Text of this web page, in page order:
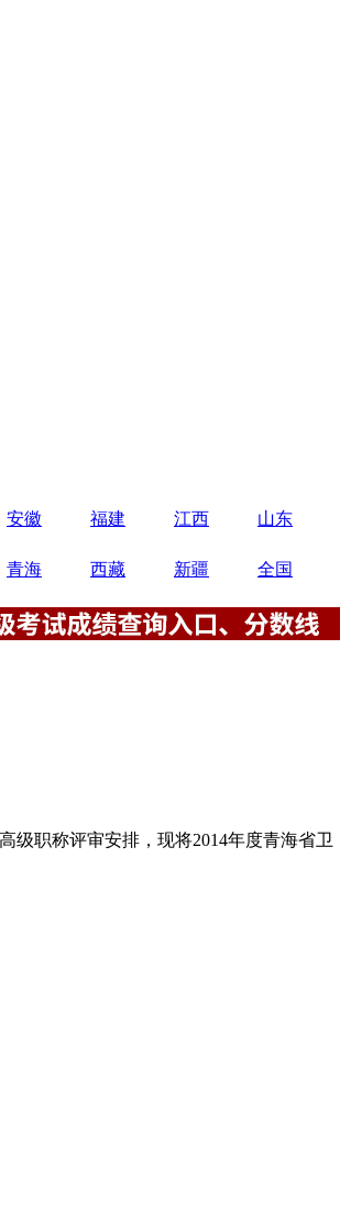
安徽 福建 江西 山东
青海 西藏 新疆 全国
级职称评审安排，现将2014年度青海省卫